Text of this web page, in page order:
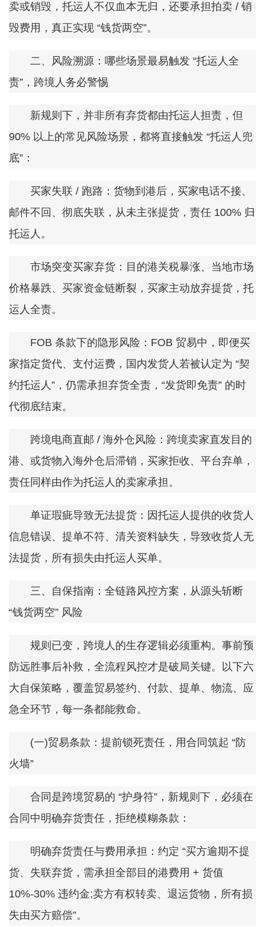
卖或销毁，托运人不仅血本无归，还要承担拍卖 / 销
毁费用，真正实现 “钱货两空”。
二、风险溯源：哪些场景最易触发 “托运人全
责”，跨境人务必警惕
新规则下，并非所有弃货都由托运人担责，但
90% 以上的常见风险场景，都将直接触发 “托运人兜
底”：
买家失联 / 跑路：货物到港后，买家电话不接、
邮件不回、彻底失联，从未主张提货，责任 100% 归
托运人。
市场突变买家弃货：目的港关税暴涨、当地市场
价格暴跌、买家资金链断裂，买家主动放弃提货，托
运人全责。
FOB 条款下的隐形风险：FOB 贸易中，即便买
家指定货代、支付运费，国内发货人若被认定为 “契
约托运人”，仍需承担弃货全责，“发货即免责” 的时
代彻底结束。
跨境电商直邮 / 海外仓风险：跨境卖家直发目的
港、或货物入海外仓后滞销，买家拒收、平台弃单，
责任同样由作为托运人的卖家承担。
单证瑕疵导致无法提货：因托运人提供的收货人
信息错误、提单不符、清关资料缺失，导致收货人无
法提货，所有损失由托运人买单。
三、自保指南：全链路风控方案，从源头斩断
“钱货两空” 风险
规则已变，跨境人的生存逻辑必须重构。事前预
防远胜事后补救，全流程风控才是破局关键。以下六
大自保策略，覆盖贸易签约、付款、提单、物流、应
急全环节，每一条都能救命。
(一)贸易条款：提前锁死责任，用合同筑起 “防
火墙”
合同是跨境贸易的 “护身符”，新规则下，必须在
合同中明确弃货责任，拒绝模糊条款：
明确弃货责任与费用承担：约定 “买方逾期不提
货、失联弃货，需承担全部目的港费用 + 货值
10%-30% 违约金;卖方有权转卖、退运货物，所有损
失由买方赔偿”。